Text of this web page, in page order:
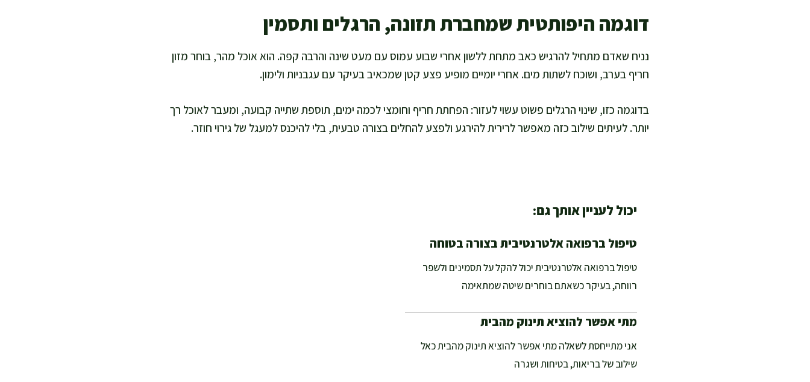
דוגמה היפותטית שמחברת תזונה, הרגלים ותסמין
נניח שאדם מתחיל להרגיש כאב מתחת ללשון אחרי שבוע עמוס עם מעט שינה והרבה קפה. הוא אוכל מהר, בוחר מזון
חריף בערב, ושוכח לשתות מים. אחרי יומיים מופיע פצע קטן שמכאיב בעיקר עם עגבניות ולימון.
בדוגמה כזו, שינוי הרגלים פשוט עשוי לעזור: הפחתת חריף וחומצי לכמה ימים, תוספת שתייה קבועה, ומעבר לאוכל רך
יותר. לעיתים שילוב כזה מאפשר לרירית להירגע ולפצע להחלים בצורה טבעית, בלי להיכנס למעגל של גירוי חוזר.
יכול לעניין אותך גם:
טיפול ברפואה אלטרנטיבית בצורה בטוחה
טיפול ברפואה אלטרנטיבית יכול להקל על תסמינים ולשפר
רווחה, בעיקר כשאתם בוחרים שיטה שמתאימה
מתי אפשר להוציא תינוק מהבית
אני מתייחסת לשאלה מתי אפשר להוציא תינוק מהבית כאל
שילוב של בריאות, בטיחות ושגרה